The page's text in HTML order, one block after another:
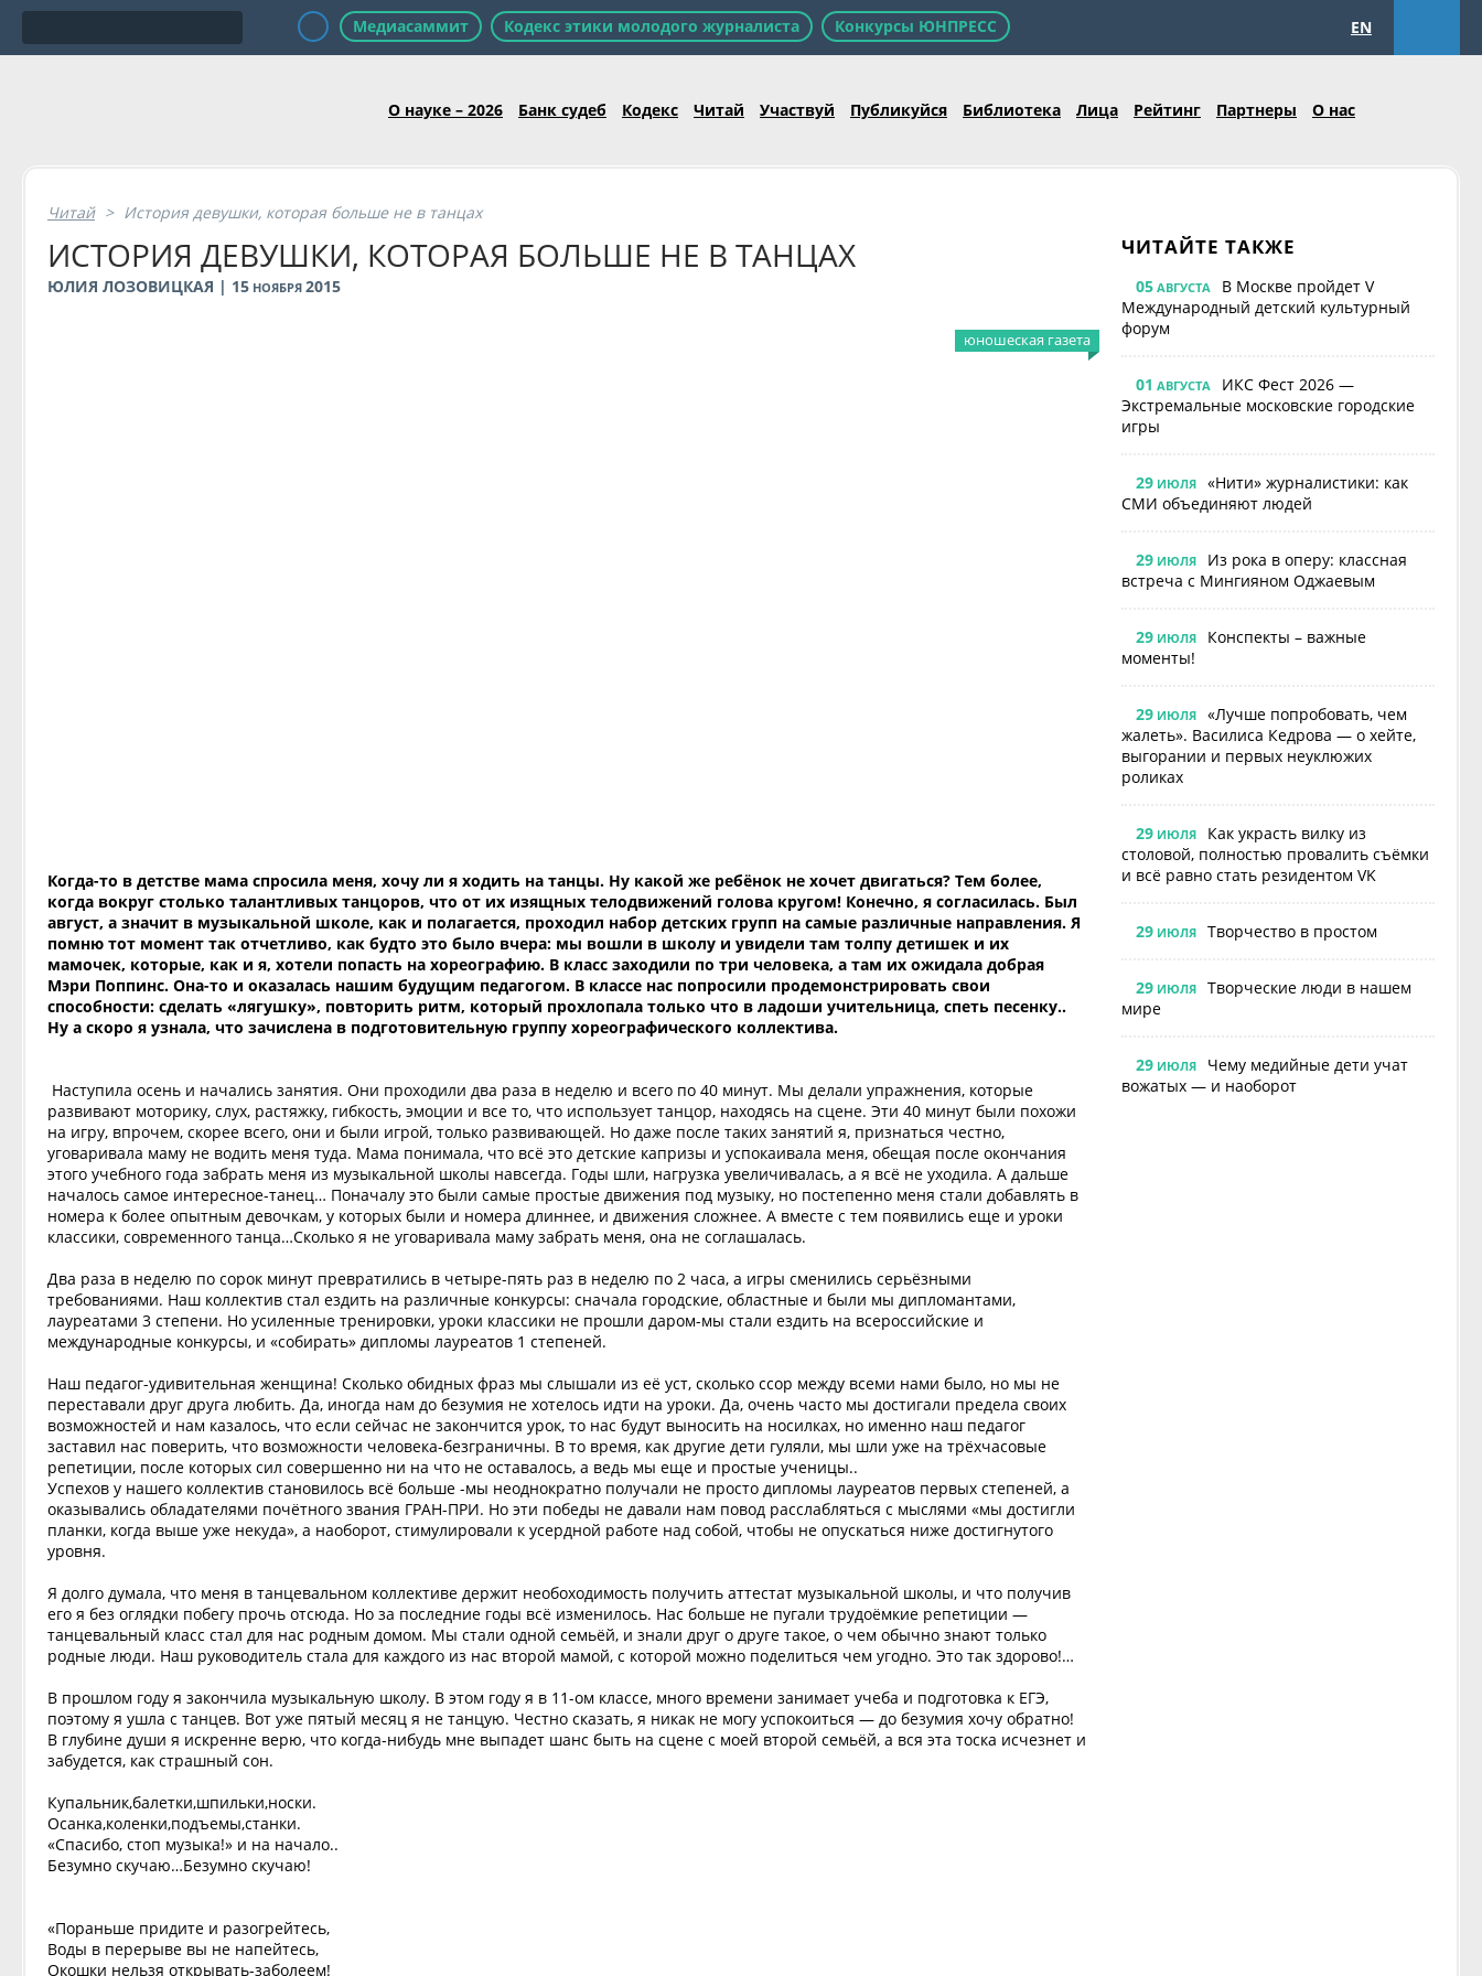
Медиасаммит Кодекс этики молодого журналиста Конкурсы ЮНПРЕСС EN
О науке – 2026 Банк судеб Кодекс Читай Участвуй Публикуйся Библиотека Лица Рейтинг Партнеры О нас
Читай > История девушки, которая больше не в танцах
ИСТОРИЯ ДЕВУШКИ, КОТОРАЯ БОЛЬШЕ НЕ В ТАНЦАХ
ЮЛИЯ ЛОЗОВИЦКАЯ | 15 НОЯБРЯ 2015
юношеская газета
Когда-то в детстве мама спросила меня, хочу ли я ходить на танцы. Ну какой же ребёнок не хочет двигаться? Тем более,
когда вокруг столько талантливых танцоров, что от их изящных телодвижений голова кругом! Конечно, я согласилась. Был
август, а значит в музыкальной школе, как и полагается, проходил набор детских групп на самые различные направления. Я
помню тот момент так отчетливо, как будто это было вчера: мы вошли в школу и увидели там толпу детишек и их
мамочек, которые, как и я, хотели попасть на хореографию. В класс заходили по три человека, а там их ожидала добрая
Мэри Поппинс. Она-то и оказалась нашим будущим педагогом. В классе нас попросили продемонстрировать свои
способности: сделать «лягушку», повторить ритм, который прохлопала только что в ладоши учительница, спеть песенку..
Ну а скоро я узнала, что зачислена в подготовительную группу хореографического коллектива.
Наступила осень и начались занятия. Они проходили два раза в неделю и всего по 40 минут. Мы делали упражнения, которые
развивают моторику, слух, растяжку, гибкость, эмоции и все то, что использует танцор, находясь на сцене. Эти 40 минут были похожи
на игру, впрочем, скорее всего, они и были игрой, только развивающей. Но даже после таких занятий я, признаться честно,
уговаривала маму не водить меня туда. Мама понимала, что всё это детские капризы и успокаивала меня, обещая после окончания
этого учебного года забрать меня из музыкальной школы навсегда. Годы шли, нагрузка увеличивалась, а я всё не уходила. А дальше
началось самое интересное-танец… Поначалу это были самые простые движения под музыку, но постепенно меня стали добавлять в
номера к более опытным девочкам, у которых были и номера длиннее, и движения сложнее. А вместе с тем появились еще и уроки
классики, современного танца…Сколько я не уговаривала маму забрать меня, она не соглашалась.
Два раза в неделю по сорок минут превратились в четыре-пять раз в неделю по 2 часа, а игры сменились серьёзными
требованиями. Наш коллектив стал ездить на различные конкурсы: сначала городские, областные и были мы дипломантами,
лауреатами 3 степени. Но усиленные тренировки, уроки классики не прошли даром-мы стали ездить на всероссийские и
международные конкурсы, и «собирать» дипломы лауреатов 1 степеней.
Наш педагог-удивительная женщина! Сколько обидных фраз мы слышали из её уст, сколько ссор между всеми нами было, но мы не
переставали друг друга любить. Да, иногда нам до безумия не хотелось идти на уроки. Да, очень часто мы достигали предела своих
возможностей и нам казалось, что если сейчас не закончится урок, то нас будут выносить на носилках, но именно наш педагог
заставил нас поверить, что возможности человека-безграничны. В то время, как другие дети гуляли, мы шли уже на трёхчасовые
репетиции, после которых сил совершенно ни на что не оставалось, а ведь мы еще и простые ученицы..
Успехов у нашего коллектив становилось всё больше -мы неоднократно получали не просто дипломы лауреатов первых степеней, а
оказывались обладателями почётного звания ГРАН-ПРИ. Но эти победы не давали нам повод расслабляться с мыслями «мы достигли
планки, когда выше уже некуда», а наоборот, стимулировали к усердной работе над собой, чтобы не опускаться ниже достигнутого
уровня.
Я долго думала, что меня в танцевальном коллективе держит необоходимость получить аттестат музыкальной школы, и что получив
его я без оглядки побегу прочь отсюда. Но за последние годы всё изменилось. Нас больше не пугали трудоёмкие репетиции —
танцевальный класс стал для нас родным домом. Мы стали одной семьёй, и знали друг о друге такое, о чем обычно знают только
родные люди. Наш руководитель стала для каждого из нас второй мамой, с которой можно поделиться чем угодно. Это так здорово!…
В прошлом году я закончила музыкальную школу. В этом году я в 11-ом классе, много времени занимает учеба и подготовка к ЕГЭ,
поэтому я ушла с танцев. Вот уже пятый месяц я не танцую. Честно сказать, я никак не могу успокоиться — до безумия хочу обратно!
В глубине души я искренне верю, что когда-нибудь мне выпадет шанс быть на сцене с моей второй семьёй, а вся эта тоска исчезнет и
забудется, как страшный сон.
Купальник,балетки,шпильки,носки.
Осанка,коленки,подъемы,станки.
«Спасибо, стоп музыка!» и на начало..
Безумно скучаю…Безумно скучаю!
«Пораньше придите и разогрейтесь,
Воды в перерыве вы не напейтесь,
Окошки нельзя открывать-заболеем!
ЧИТАЙТЕ ТАКЖЕ
05АВГУСТА
В Москве пройдет V
Международный детский культурный
форум
01 АВГУСТА
ИКС Фест 2026 —
Экстремальные московские городские
игры
29ИЮЛЯ
«Нити» журналистики: как
СМИ объединяют людей
29ИЮЛЯ
Из рока в оперу: классная
встреча с Мингияном Оджаевым
29ИЮЛЯ
Конспекты – важные
моменты!
29ИЮЛЯ
«Лучше попробовать, чем
жалеть». Василиса Кедрова — о хейте,
выгорании и первых неуклюжих
роликах
29ИЮЛЯ
Как украсть вилку из
столовой, полностью провалить съёмки
и всё равно стать резидентом VK
29ИЮЛЯ Творчество в простом
29ИЮЛЯ
Творческие люди в нашем
мире
29ИЮЛЯ
Чему медийные дети учат
вожатых — и наоборот